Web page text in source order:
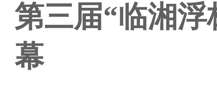
第三届“临湘
幕